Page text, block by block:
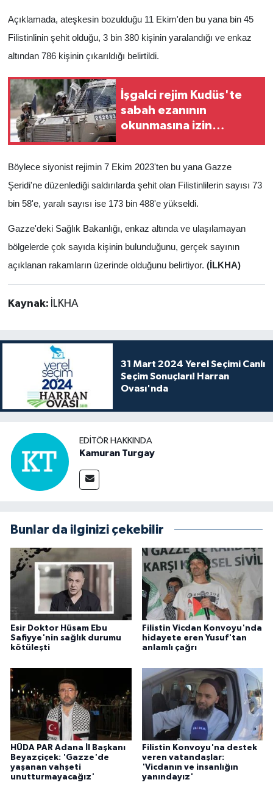
Açıklamada, ateşkesin bozulduğu 11 Ekim'den bu yana bin 45
Filistinlinin şehit olduğu, 3 bin 380 kişinin yaralandığı ve enkaz
altından 786 kişinin çıkarıldığı belirtildi.
İşgalci rejim Kudüs'te
sabah ezanının
okunmasına izin
Böylece siyonist rejimin 7 Ekim 2023'ten bu yana Gazze
Şeridi'ne düzenlediği saldırılarda şehit olan Filistinlilerin sayısı 73
bin 58'e, yaralı sayısı ise 173 bin 488'e yükseldi.
Gazze'deki Sağlık Bakanlığı, enkaz altında ve ulaşılamayan
bölgelerde çok sayıda kişinin bulunduğunu, gerçek sayının
açıklanan rakamların üzerinde olduğunu belirtiyor. (İLKHA)
Kaynak: İLKHA
31 Mart 2024 Yerel Seçimi Canlı
Seçim Sonuçları! Harran
Ovası'nda
EDITÖR HAKKINDA
Kamuran Turgay
Bunlar da ilginizi çekebilir
Esir Doktor Hüsam Ebu
Safiyye'nin sağlık durumu
kötüleşti
Filistin Vicdan Konvoyu'nda
hidayete eren Yusuf'tan
anlamlı çağrı
HÜDA PAR Adana İl Başkanı
Beyazçiçek: 'Gazze'de
yaşanan vahşeti
unutturmayacağız'
Filistin Konvoyu'na destek
veren vatandaşlar:
'Vicdanın ve insanlığın
yanındayız'